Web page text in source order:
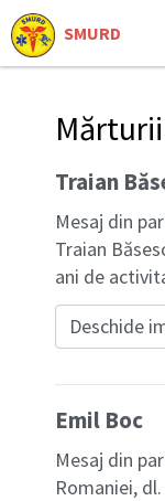
SMURD
Traian
Mesaj din
Traian
ani de
Deschide
Emil Boc
Mesaj din
Romaniei,